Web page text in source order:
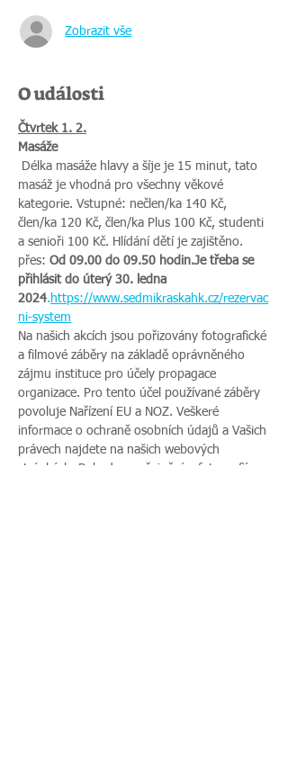
Zobrazit vše
O události
Čtvrtek 1. 2.
Masáže
masáž je vhodná pro všechny věkové
kategorie. Vstupné: nečlen/ka 140 Kč,
člen/ka 120 Kč, člen/ka Plus 100 Kč, studenti
a senioři 100 Kč. Hlídání dětí je zajištěno.
přes: Od 09.00 do 09.50 hodin.Je třeba se
přihlásit do úterý 30. ledna
2024. https://www.sedmikraskahk.cz/rezervac
ni-system
Na našich akcích jsou pořizovány fotografické
a filmové záběry na základě oprávněného
zájmu instituce pro účely propagace
organizace. Pro tento účel používané záběry
povoluje Nařízení EU a NOZ. Veškeré
informace o ochraně osobních údajů a Vašich
právech najdete na našich webových
stránkách. Pokud s uveřejněním fotografií